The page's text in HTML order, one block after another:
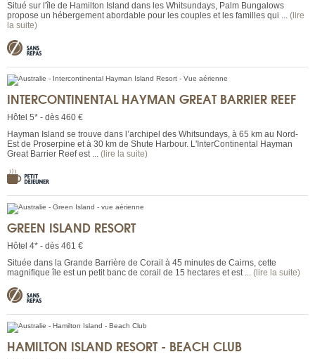
Situé sur l'île de Hamilton Island dans les Whitsundays, Palm Bungalows
propose un hébergement abordable pour les couples et les familles qui ... (lire
la suite)
INTERCONTINENTAL HAYMAN GREAT BARRIER REEF
Hôtel 5* - dès 460 €
Hayman Island se trouve dans l’archipel des Whitsundays, à 65 km au Nord-
Est de Proserpine et à 30 km de Shute Harbour. L'InterContinental Hayman
Great Barrier Reef est ... (lire la suite)
GREEN ISLAND RESORT
Hôtel 4* - dès 461 €
Située dans la Grande Barrière de Corail à 45 minutes de Cairns, cette
magnifique île est un petit banc de corail de 15 hectares et est ... (lire la suite)
HAMILTON ISLAND RESORT - BEACH CLUB